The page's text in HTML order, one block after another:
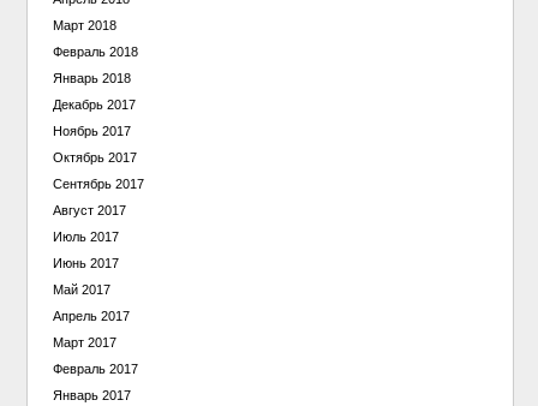
Март 2018
Февраль 2018
Январь 2018
Декабрь 2017
Ноябрь 2017
Октябрь 2017
Сентябрь 2017
Август 2017
Июль 2017
Июнь 2017
Май 2017
Апрель 2017
Март 2017
Февраль 2017
Январь 2017